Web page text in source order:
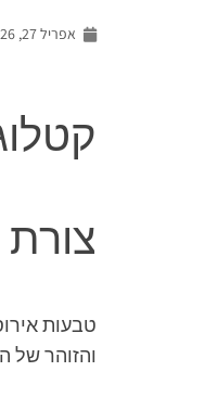
אפריל 27, 2026
טבעות
והזוהר של